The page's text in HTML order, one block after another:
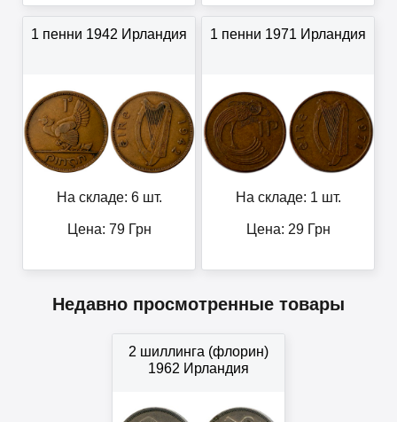
1 пенни 1942 Ирландия
На складе: 6 шт.
Цена: 79Грн
1 пенни 1971 Ирландия
На складе: 1 шт.
Цена: 29Грн
Недавно просмотренные товары
2 шиллинга (флорин)
1962 Ирландия